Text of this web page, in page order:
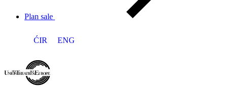
Plan sale
ĆIR ENG